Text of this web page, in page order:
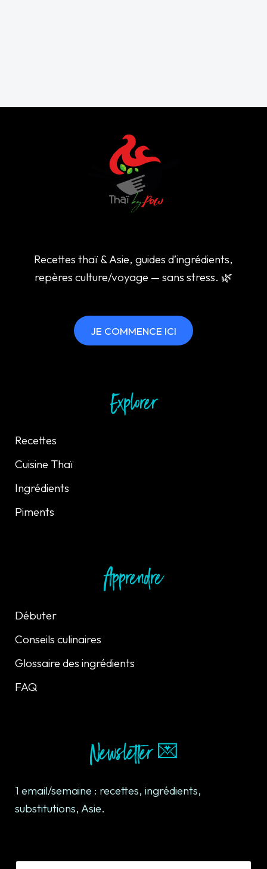
Recettes thaï & Asie, guides d’ingrédients,
repères culture/voyage — sans stress. 🌿
JE COMMENCE ICI
Explorer
Recettes
Cuisine Thaï
Ingrédients
Piments
Apprendre
Débuter
Conseils culinaires
Glossaire des ingrédients
FAQ
Newsletter 💌
1 email/semaine : recettes, ingrédients,
substitutions, Asie.